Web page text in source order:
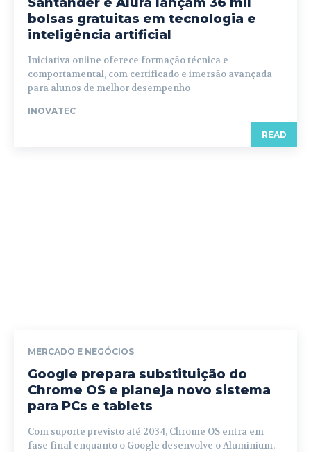
bolsas gratuitas em tecnologia e
inteligência artificial
Iniciativa online oferece formação técnica e
comportamental, com certificado e imersão avançada
para alunos de melhor desempenho
INOVATEC
READ
MERCADO E NEGÓCIOS
Google prepara substituição do
Chrome OS e planeja novo sistema
para PCs e tablets
Com suporte previsto até 2034, Chrome OS entra em
fase final enquanto o Google desenvolve o Aluminium,